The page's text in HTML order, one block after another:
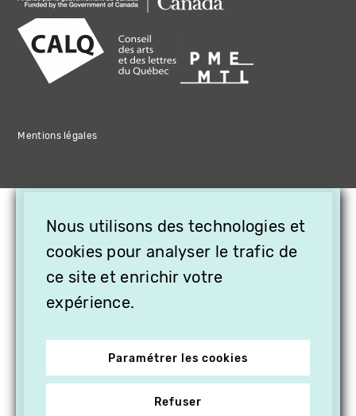
Mentions légales
Nous utilisons des technologies et
cookies pour analyser le trafic de
ce site et enrichir votre
expérience.
Paramétrer les cookies
Refuser
OFFREZ LA VIDÉO EN
CADEAU, ABONNEZ VOS
PROCHES À VITHÈQUE !